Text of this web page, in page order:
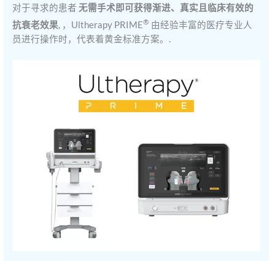
对于寻求的患者无需手术即可获得渐进、真实且临床有效的
抗衰老效果, ，Ultherapy PRIME® 由经验丰富的医疗专业人
员进行操作时，代表着黄金标准方案。.